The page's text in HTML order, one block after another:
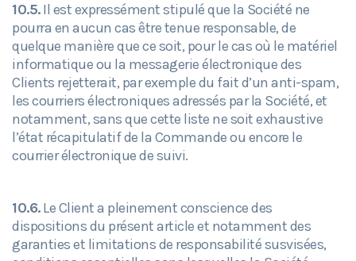
10.5.Il est expressément stipulé que la Société ne
pourra en aucun cas être tenue responsable, de
quelque manière que ce soit, pour le cas où le matériel
informatique ou la messagerie électronique des
Clients rejetterait, par exemple du fait d’un anti-spam,
les courriers électroniques adressés par la Société, et
notamment, sans que cette liste ne soit exhaustive
l’état récapitulatif de la Commande ou encore le
courrier électronique de suivi.
10.6.Le Client a pleinement conscience des
dispositions du présent article et notamment des
garanties et limitations de responsabilité susvisées,